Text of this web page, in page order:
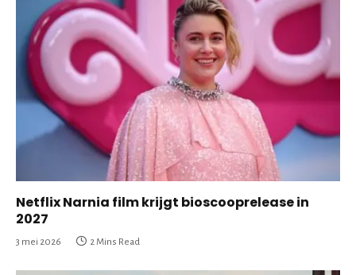
Netflix Narnia film krijgt bioscooprelease in
2027
3 mei 2026 2 Mins Read